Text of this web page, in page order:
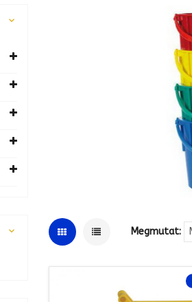
Megmutat:

